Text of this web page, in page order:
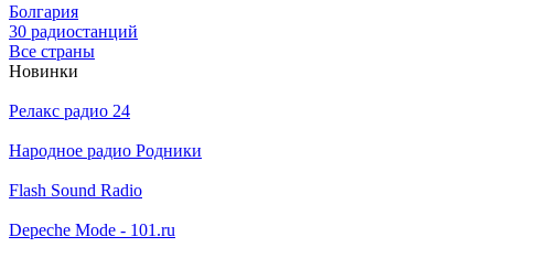
Болгария
30 радиостанций
Все страны
Новинки
Релакс радио 24
Народное радио Родники
Flash Sound Radio
Depeche Mode - 101.ru